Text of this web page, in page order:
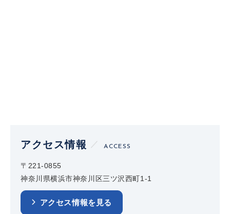
アクセス情報 ACCESS
〒221-0855
神奈川県横浜市神奈川区三ツ沢西町1-1
アクセス情報を見る